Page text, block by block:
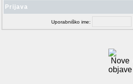
Prijava
Uporabniško ime: